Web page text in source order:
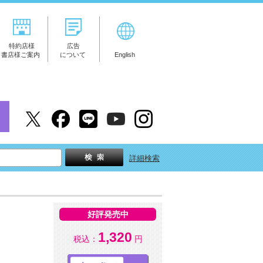
特約店様
書店様ご案内
広告
について
English
詳細検索
好評発売中
税込： 1,320 円